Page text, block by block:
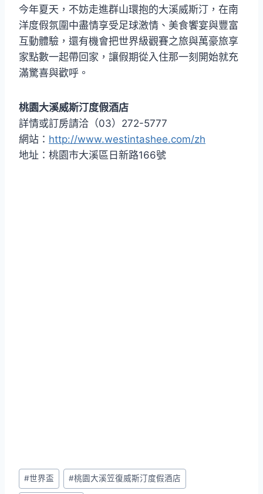
今年夏天，不妨走進群山環抱的大溪威斯汀，在南
洋度假氛圍中盡情享受足球激情、美食饗宴與豐富
互動體驗，還有機會把世界級觀賽之旅與萬豪旅享
家點數一起帶回家，讓假期從入住那一刻開始就充
滿驚喜與歡呼。
桃園大溪威斯汀度假酒店
詳情或訂房請洽（03）272-5777
網站： http://www.westintashee.com/zh
地址：桃園市大溪區日新路166號
Post
Tags:
#世界盃 #桃園大溪笠復威斯汀度假酒店